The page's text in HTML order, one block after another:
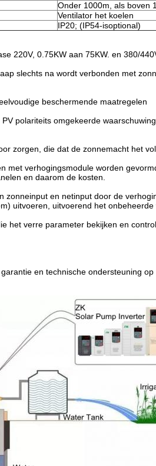
Onder 1000m, als boven
Ventilator het koelen
IP20; (IP54-isoptional)
220V, 0.75KW aan 75KW. en 380/
slechts na wordt verbonden met
beschermende maatregelen
polariteits omgekeerde
zorgen, die dat de zonnemacht het
met verhogingsmodule worden
en daarom de kosten.
zonneinput en netinput door de
uitvoeren, uitvoerend het onbeheerde
het verre parameter bekijken en
en technische ondersteuning op